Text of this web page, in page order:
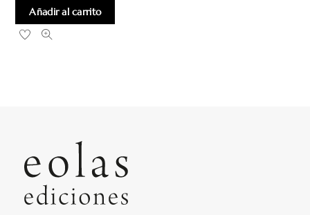
Añadir al carrito